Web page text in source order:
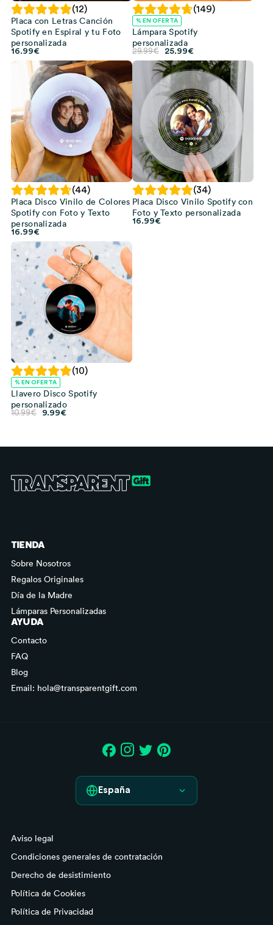
(12)
Placa con Letras Canción
Spotify en Espiral y tu Foto
personalizada
16.99€
(149)
% EN OFERTA
Lámpara Spotify
personalizada
29.99€
El
precio
original
era:
29.99€.
25.99€
precio
actual
es:
25.99€.
(44)
Placa Disco Vinilo de Colores
Spotify con Foto y Texto
personalizada
16.99€
(34)
Placa Disco Vinilo Spotify con
Foto y Texto personalizada
16.99€
(10)
% EN OFERTA
Llavero Disco Spotify
personalizado
10.99€
El
10.99€.
9.99€
9.99€.
TIENDA
Sobre Nosotros
Regalos Originales
Día de la Madre
Lámparas Personalizadas
AYUDA
Contacto
FAQ
Blog
Email: hola@transparentgift.com
España
Italia
Aviso legal
Condiciones generales de contratación
Derecho de desistimiento
Política de Cookies
Política de Privacidad